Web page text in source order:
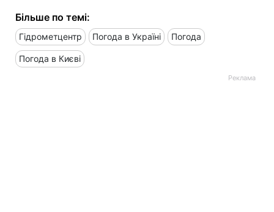
Більше по темі:
Гідрометцентр Погода в Україні Погода
Погода в Києві